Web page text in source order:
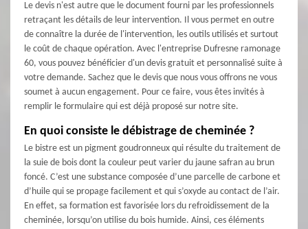
Le devis n'est autre que le document fourni par les professionnels
retraçant les détails de leur intervention. Il vous permet en outre
de connaître la durée de l'intervention, les outils utilisés et surtout
le coût de chaque opération. Avec l'entreprise Dufresne ramonage
60, vous pouvez bénéficier d'un devis gratuit et personnalisé suite à
votre demande. Sachez que le devis que nous vous offrons ne vous
soumet à aucun engagement. Pour ce faire, vous êtes invités à
remplir le formulaire qui est déjà proposé sur notre site.
En quoi consiste le débistrage de cheminée ?
Le bistre est un pigment goudronneux qui résulte du traitement de
la suie de bois dont la couleur peut varier du jaune safran au brun
foncé. C’est une substance composée d’une parcelle de carbone et
d’huile qui se propage facilement et qui s’oxyde au contact de l’air.
En effet, sa formation est favorisée lors du refroidissement de la
cheminée, lorsqu’on utilise du bois humide. Ainsi, ces éléments